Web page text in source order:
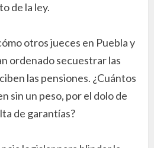
de la ley.
otros jueces en Puebla y
ordenado secuestrar las
las pensiones. ¿Cuántos
sin un peso, por el dolo de
de garantías?